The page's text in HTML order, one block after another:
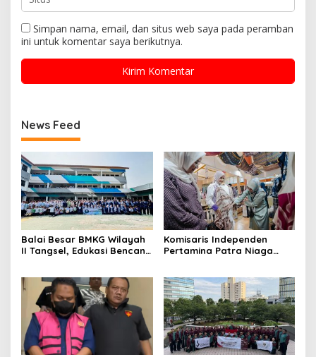
Simpan nama, email, dan situs web saya pada peramban
ini untuk komentar saya berikutnya.
News Feed
Balai Besar BMKG Wilayah
II Tangsel, Edukasi Bencana
23
Komisaris Independen
Pertamina Patra Niaga
Sentuhan Kemanusiaan dan
Keberlanjutan